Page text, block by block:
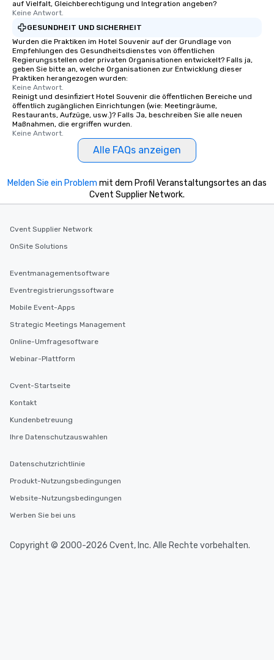
auf Vielfalt, Gleichberechtigung und Integration angeben?
Keine Antwort.
GESUNDHEIT UND SICHERHEIT
Wurden die Praktiken im Hotel Souvenir auf der Grundlage von
Empfehlungen des Gesundheitsdienstes von öffentlichen
Regierungsstellen oder privaten Organisationen entwickelt? Falls ja,
geben Sie bitte an, welche Organisationen zur Entwicklung dieser
Praktiken herangezogen wurden:
Keine Antwort.
Reinigt und desinfiziert Hotel Souvenir die öffentlichen Bereiche und
öffentlich zugänglichen Einrichtungen (wie: Meetingräume,
Restaurants, Aufzüge, usw.)? Falls Ja, beschreiben Sie alle neuen
Maßnahmen, die ergriffen wurden.
Keine Antwort.
Alle FAQs anzeigen
Melden Sie ein Problem mit dem Profil Veranstaltungsortes an das
Cvent Supplier Network.
Cvent Supplier Network
OnSite Solutions
Eventmanagementsoftware
Eventregistrierungssoftware
Mobile Event-Apps
Strategic Meetings Management
Online-Umfragesoftware
Webinar-Plattform
Cvent-Startseite
Kontakt
Kundenbetreuung
Ihre Datenschutzauswahlen
Datenschutzrichtlinie
Produkt-Nutzungsbedingungen
Website-Nutzungsbedingungen
Werben Sie bei uns
Copyright © 2000-2026 Cvent, Inc. Alle Rechte vorbehalten.